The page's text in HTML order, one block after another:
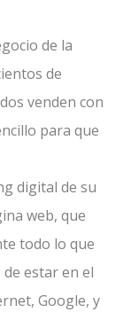
de la
de
venden con
para que
digital de su
web, que
todo lo que
estar en el
Google, y